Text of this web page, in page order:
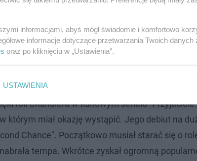
roli Chandlera w kultowym serialu
którym miał okazję wystąpić. Jego debiut na
Chance". Początkowo musiał starać się o
tempa. Wkrótce zyskał ogromną
informacjami, abyś mógł świadomie i komfortowo
informacje dotyczące przetwarzania Twoich danych
oraz po kliknięciu w „Ustawienia”.
USTAWIENIA